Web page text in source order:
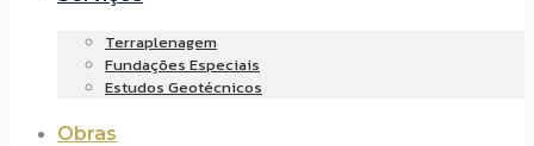
Terraplenagem
Fundações Especiais
Estudos Geotécnicos
Obras